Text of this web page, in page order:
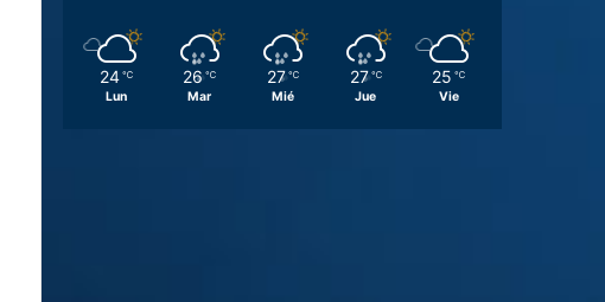
24 ℃
Lun
26 ℃
Mar
27 ℃
Mié
27 ℃
Jue
25 ℃
Vie